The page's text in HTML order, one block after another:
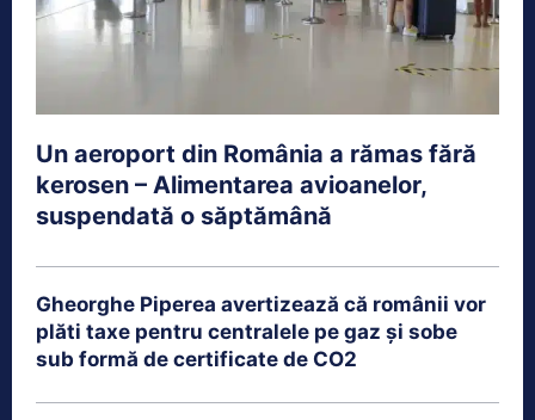
Un aeroport din România a rămas fără
kerosen – Alimentarea avioanelor,
suspendată o săptămână
Gheorghe Piperea avertizează că românii vor
plăti taxe pentru centralele pe gaz și sobe
sub formă de certificate de CO2